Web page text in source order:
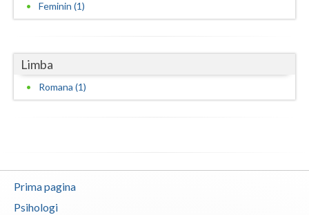
Valcea
Vrancea
Feminin (1)
Limba
Romana (1)
Prima pagina
Psihologi